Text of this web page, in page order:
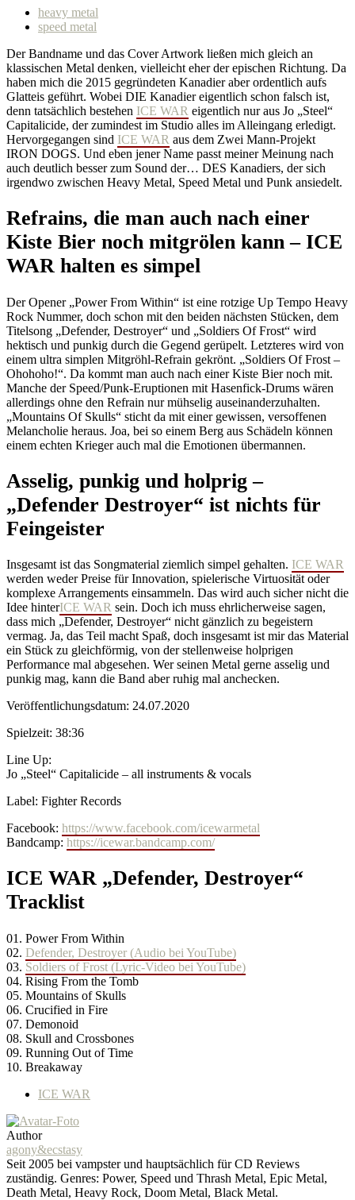
heavy metal
speed metal
Der Bandname und das Cover Artwork ließen mich gleich an
klassischen Metal denken, vielleicht eher der epischen Richtung. Da
haben mich die 2015 gegründeten Kanadier aber ordentlich aufs
Glatteis geführt. Wobei DIE Kanadier eigentlich schon falsch ist,
denn tatsächlich bestehen ICE WAR eigentlich nur aus Jo „Steel“
Capitalicide, der zumindest im Studio alles im Alleingang erledigt.
Hervorgegangen sind ICE WAR aus dem Zwei Mann-Projekt
IRON DOGS. Und eben jener Name passt meiner Meinung nach
auch deutlich besser zum Sound der… DES Kanadiers, der sich
irgendwo zwischen Heavy Metal, Speed Metal und Punk ansiedelt.
Refrains, die man auch nach einer
Kiste Bier noch mitgrölen kann – ICE
WAR halten es simpel
Der Opener „Power From Within“ ist eine rotzige Up Tempo Heavy
Rock Nummer, doch schon mit den beiden nächsten Stücken, dem
Titelsong „Defender, Destroyer“ und „Soldiers Of Frost“ wird
hektisch und punkig durch die Gegend gerüpelt. Letzteres wird von
einem ultra simplen Mitgröhl-Refrain gekrönt. „Soldiers Of Frost –
Ohohoho!“. Da kommt man auch nach einer Kiste Bier noch mit.
Manche der Speed/Punk-Eruptionen mit Hasenfick-Drums wären
allerdings ohne den Refrain nur mühselig auseinanderzuhalten.
„Mountains Of Skulls“ sticht da mit einer gewissen, versoffenen
Melancholie heraus. Joa, bei so einem Berg aus Schädeln können
einem echten Krieger auch mal die Emotionen übermannen.
Asselig, punkig und holprig –
„Defender Destroyer“ ist nichts für
Feingeister
Insgesamt ist das Songmaterial ziemlich simpel gehalten. ICE WAR
werden weder Preise für Innovation, spielerische Virtuosität oder
komplexe Arrangements einsammeln. Das wird auch sicher nicht die
Idee hinterICE WAR sein. Doch ich muss ehrlicherweise sagen,
dass mich „Defender, Destroyer“ nicht gänzlich zu begeistern
vermag. Ja, das Teil macht Spaß, doch insgesamt ist mir das Material
ein Stück zu gleichförmig, von der stellenweise holprigen
Performance mal abgesehen. Wer seinen Metal gerne asselig und
punkig mag, kann die Band aber ruhig mal anchecken.
Veröffentlichungsdatum: 24.07.2020
Spielzeit: 38:36
Line Up:
Jo „Steel“ Capitalicide – all instruments & vocals
Label: Fighter Records
Facebook: https://www.facebook.com/icewarmetal
Bandcamp: https://icewar.bandcamp.com/
ICE WAR „Defender, Destroyer“
Tracklist
01. Power From Within
02. Defender, Destroyer (Audio bei YouTube)
03. Soldiers of Frost (Lyric-Video bei YouTube)
04. Rising From the Tomb
05. Mountains of Skulls
06. Crucified in Fire
07. Demonoid
08. Skull and Crossbones
09. Running Out of Time
10. Breakaway
ICE WAR
Author
agony&ecstasy
Seit 2005 bei vampster und hauptsächlich für CD Reviews
zuständig. Genres: Power, Speed und Thrash Metal, Epic Metal,
Death Metal, Heavy Rock, Doom Metal, Black Metal.